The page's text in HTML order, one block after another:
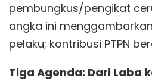
pembungkus/pengikat
angka ini
pelaku; kontribusi PTPN
Tiga Agenda: Dari Laba